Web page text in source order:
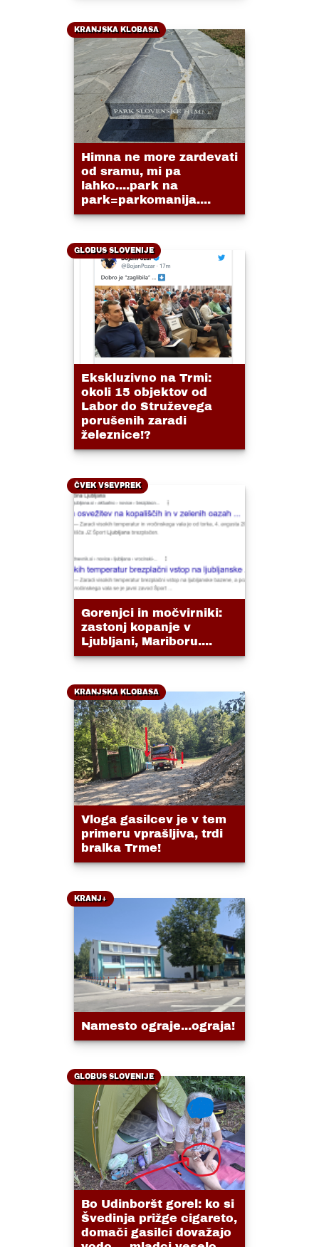
KRANJSKA KLOBASA
Himna ne more zardevati
od sramu, mi pa
lahko....park na
park=parkomanija....
GLOBUS SLOVENIJE
Ekskluzivno na Trmi:
okoli 15 objektov od
Labor do Struževega
porušenih zaradi
železnice!?
ČVEK VSEVPREK
Gorenjci in močvirniki:
zastonj kopanje v
Ljubljani, Mariboru....
KRANJSKA KLOBASA
Vloga gasilcev je v tem
primeru vprašljiva, trdi
bralka Trme!
KRANJ+
Namesto ograje...ograja!
GLOBUS SLOVENIJE
Bo Udinboršt gorel: ko si
Švedinja prižge cigareto,
domači gasilci dovažajo